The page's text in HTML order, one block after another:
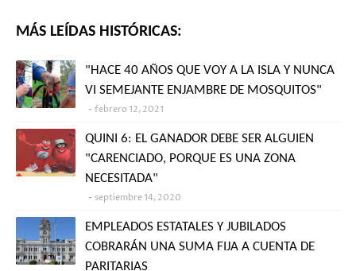
MÁS LEÍDAS HISTÓRICAS:
"HACE 40 AÑOS QUE VOY A LA ISLA Y NUNCA
VI SEMEJANTE ENJAMBRE DE MOSQUITOS"
febrero 12, 2021
QUINI 6: EL GANADOR DEBE SER ALGUIEN
"CARENCIADO, PORQUE ES UNA ZONA
NECESITADA"
septiembre 14, 2020
EMPLEADOS ESTATALES Y JUBILADOS
COBRARÁN UNA SUMA FIJA A CUENTA DE
PARITARIAS